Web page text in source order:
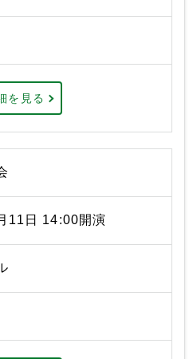
を見る
11日 14:00開演